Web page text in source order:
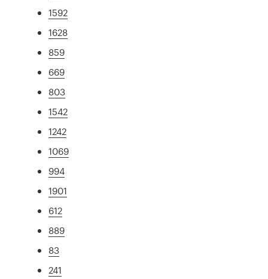
1592
1628
859
669
803
1542
1242
1069
994
1901
612
889
83
241